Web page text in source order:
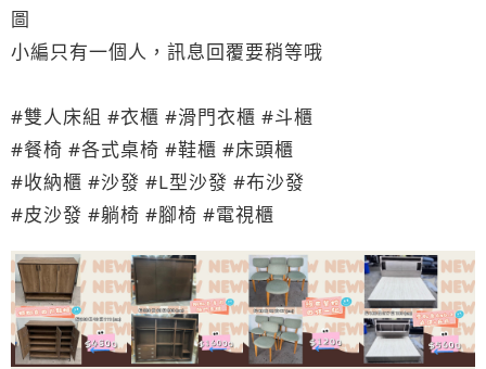
圖
小編只有一個人，訊息回覆要稍等哦
#雙人床組 #衣櫃 #滑門衣櫃 #斗櫃
#餐椅 #各式桌椅 #鞋櫃 #床頭櫃
#收納櫃 #沙發 #L型沙發 #布沙發
#皮沙發 #躺椅 #腳椅 #電視櫃